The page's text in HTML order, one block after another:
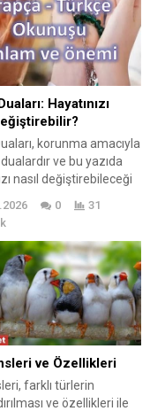
kuruluşunun
alınırken,
temel özellikleri
dönüm noktaları da
Osmanlı
anlamaları için
sunmakta, bu tarihi
Hayatınızı
korunma amacıyla
ve bu yazıda
nasıl değiştirebileceği
İlk olarak, Nazar
ve neden bu kadar
sorularına yanıt
Daha sonra,
adımları
okuyuculara
sunulmaktadır.
dualarının
ve kültürel etkileri
bu uygulamanın
geçmişe sahip olduğu
0
31
ve Özellikleri
farklı türlerin
ve özellikleri ile